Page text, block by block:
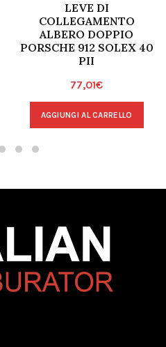
LEVE DI
COLLEGAMENTO
ALBERO DOPPIO
PORSCHE 912 SOLEX 40
PII
77,01€
AGGIUNGI AL CARRELLO